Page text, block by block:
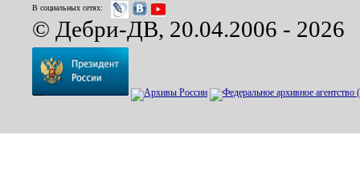
В социальных сетях:
© Дебри-ДВ, 20.04.2006 - 2026